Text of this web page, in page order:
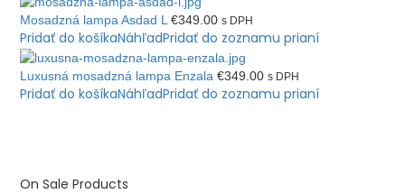
Mosadzná lampa Asdad L €349.00 s DPH
Pridať do košíkaNáhľadPridať do zoznamu prianí
Luxusná mosadzná lampa Enzala €349.00 s DPH
Pridať do košíkaNáhľadPridať do zoznamu prianí
On Sale Products